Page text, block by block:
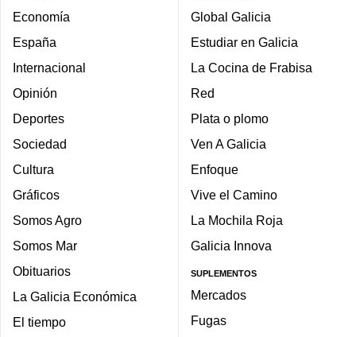
Economía
España
Internacional
Opinión
Deportes
Sociedad
Cultura
Gráficos
Somos Agro
Somos Mar
Obituarios
La Galicia Económica
El tiempo
Global Galicia
Estudiar en Galicia
La Cocina de Frabisa
Red
Plata o plomo
Ven A Galicia
Enfoque
Vive el Camino
La Mochila Roja
Galicia Innova
SUPLEMENTOS
Mercados
Fugas